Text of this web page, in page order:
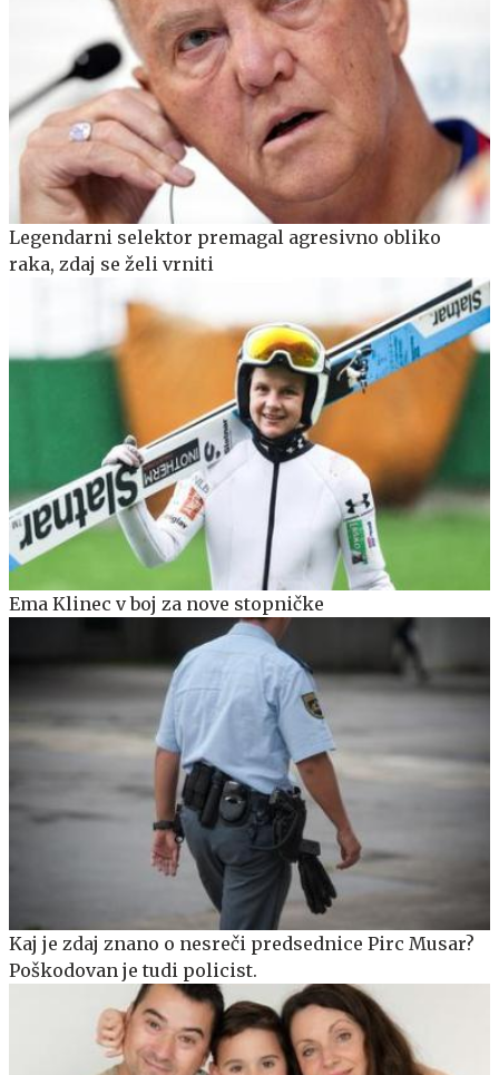
Legendarni selektor premagal agresivno obliko
raka, zdaj se želi vrniti
Ema Klinec v boj za nove stopničke
Kaj je zdaj znano o nesreči predsednice Pirc Musar?
Poškodovan je tudi policist.